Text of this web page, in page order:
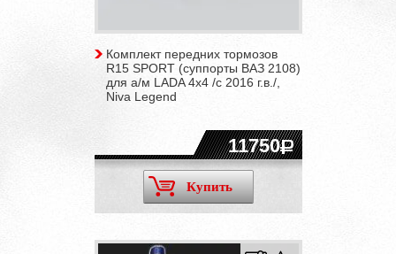
Комплект передних тормозов
R15 SPORT (суппорты ВАЗ 2108)
для а/м LADA 4x4 /с 2016 г.в./,
Niva Legend
11750
Купить